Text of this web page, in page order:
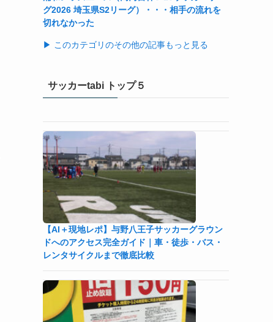
グ2026 埼玉県S2リーグ）・・・相手の流れを
切れなかった
▶ このカテゴリのその他の記事もっと見る
サッカーtabi トップ５
【AI＋現地レポ】与野八王子󠁣󠁴󠁿󠁣󠁴󠁿サッカーグラウン
ドへのアクセス完全ガイド｜車・徒歩・バス・
レンタサイクルまで徹底比較